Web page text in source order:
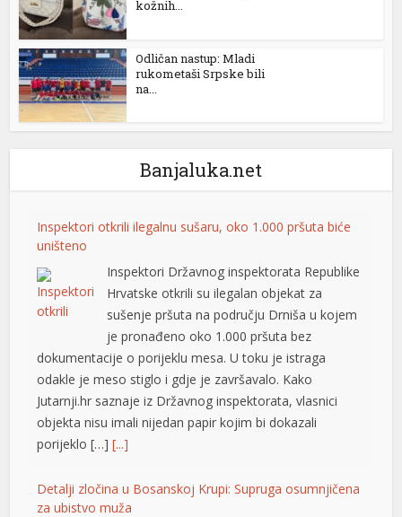
kožnih...
Odličan nastup: Mladi
rukometaši Srpske bili
na...
Banjaluka.net
Inspektori otkrili ilegalnu sušaru, oko 1.000 pršuta biće
uništeno
Inspektori Državnog inspektorata Republike
Hrvatske otkrili su ilegalan objekat za
sušenje pršuta na području Drniša u kojem
je pronađeno oko 1.000 pršuta bez
dokumentacije o porijeklu mesa. U toku je istraga
odakle je meso stiglo i gdje je završavalo. Kako
Jutarnji.hr saznaje iz Državnog inspektorata, vlasnici
objekta nisu imali nijedan papir kojim bi dokazali
porijeklo […][...]
Detalji zločina u Bosanskoj Krupi: Supruga osumnjičena
za ubistvo muža